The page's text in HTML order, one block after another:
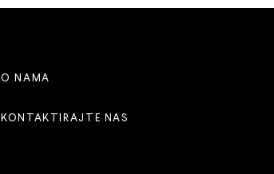
O NAMA
KONTAKTIRAJTE NAS